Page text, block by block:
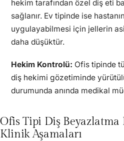
hekim tarafından özel diş eti
sağlanır. Ev tipinde ise
uygulayabilmesi için jellerin
daha düşüktür.
Hekim Kontrolü: Ofis tipinde
diş hekimi gözetiminde
durumunda anında medikal
Ofis Tipi Diş Beyazlatma
Klinik Aşamaları